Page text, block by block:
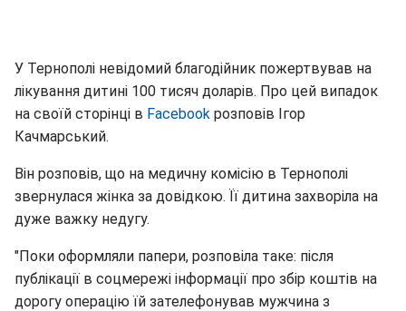
У Тернополі невідомий благодійник пожертвував на
лікування дитині 100 тисяч доларів. Про цей випадок
на своїй сторінці в Facebook розповів Ігор
Качмарський.
Він розповів, що на медичну комісію в Тернополі
звернулася жінка за довідкою. Її дитина захворіла на
дуже важку недугу.
"Поки оформляли папери, розповіла таке: після
публікації в соцмережі інформації про збір коштів на
дорогу операцію їй зателефонував мужчина з